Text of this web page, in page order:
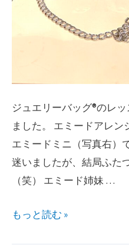
ジュエリーバッグ®︎のレ
ました。 エミードアレン
エミードミニ（写真右）
迷いましたが、結局ふた
（笑） エミード姉妹 …
ジ
もっと読む »